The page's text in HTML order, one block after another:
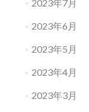
2023年7月
2023年6月
2023年5月
2023年4月
2023年3月